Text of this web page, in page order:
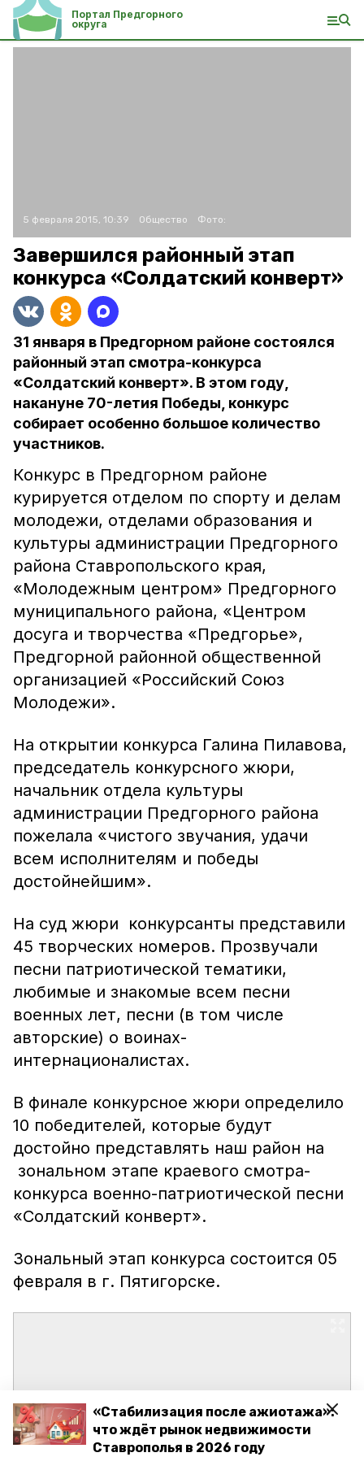
«Стабилизация после ажиотажа»:
что ждёт рынок недвижимости
Ставрополья в 2026 году
Портал Предгорного
округа
5 февраля 2015, 10:39 Общество Фото:
Завершился районный этап
конкурса «Солдатский конверт»
31 января в Предгорном районе состоялся
районный этап смотра-конкурса
«Солдатский конверт». В этом году,
накануне 70-летия Победы, конкурс
собирает особенно большое количество
участников.
Конкурс в Предгорном районе
курируется отделом по спорту и делам
молодежи, отделами образования и
культуры администрации Предгорного
района Ставропольского края,
«Молодежным центром» Предгорного
муниципального района, «Центром
досуга и творчества «Предгорье»,
Предгорной районной общественной
организацией «Российский Союз
Молодежи».
На открытии конкурса Галина Пилавова,
председатель конкурсного жюри,
начальник отдела культуры
администрации Предгорного района
пожелала «чистого звучания, удачи
всем исполнителям и победы
достойнейшим».
На суд жюри конкурсанты представили
45 творческих номеров. Прозвучали
песни патриотической тематики,
любимые и знакомые всем песни
военных лет, песни (в том числе
авторские) о воинах-
интернационалистах.
В финале конкурсное жюри определило
10 победителей, которые будут
достойно представлять наш район на
зональном этапе краевого смотра-
конкурса военно-патриотической песни
«Солдатский конверт».
Зональный этап конкурса состоится 05
февраля в г. Пятигорске.